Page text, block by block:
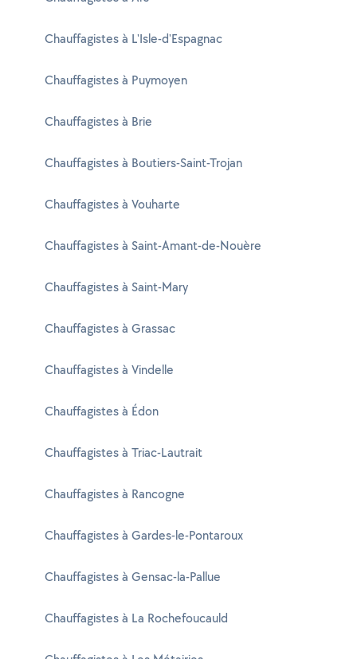
Chauffagistes à L'Isle-d'Espagnac
Chauffagistes à Puymoyen
Chauffagistes à Brie
Chauffagistes à Boutiers-Saint-Trojan
Chauffagistes à Vouharte
Chauffagistes à Saint-Amant-de-Nouère
Chauffagistes à Saint-Mary
Chauffagistes à Grassac
Chauffagistes à Vindelle
Chauffagistes à Édon
Chauffagistes à Triac-Lautrait
Chauffagistes à Rancogne
Chauffagistes à Gardes-le-Pontaroux
Chauffagistes à Gensac-la-Pallue
Chauffagistes à La Rochefoucauld